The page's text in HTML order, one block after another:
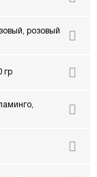
розовый
гр